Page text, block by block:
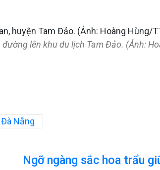
lên khu du lịch Tam Đảo. (Ảnh:
Nẵng
Ngỡ ngàng sắc hoa trẩu